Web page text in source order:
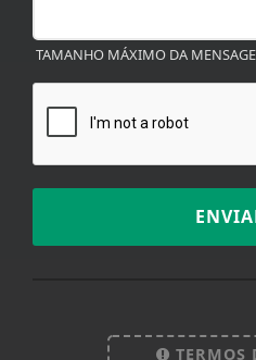
TAMANHO MÁXIMO DA
TERMOS
entendemos que você